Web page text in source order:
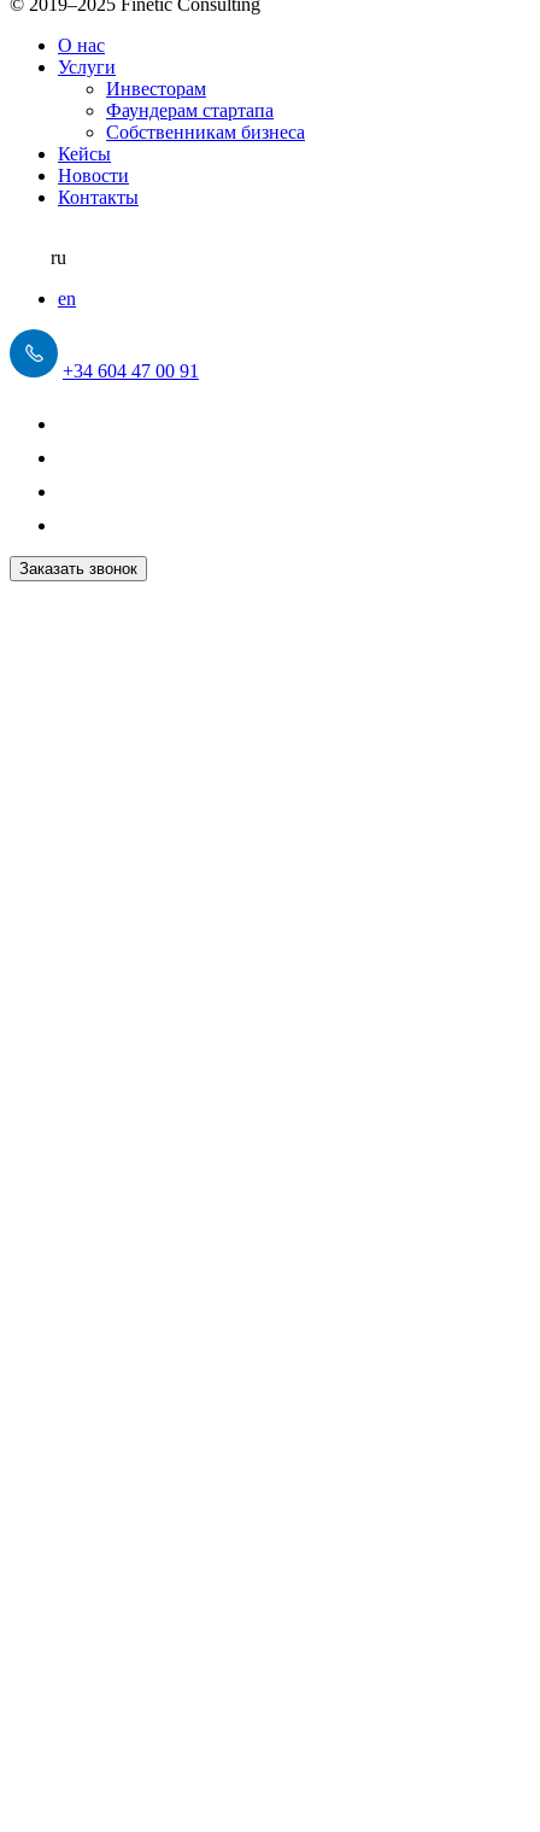
© 2019–2025 Finetic Consulting
О нас
Услуги
Инвесторам
Фаундерам стартапа
Собственникам бизнеса
Кейсы
Новости
Контакты
ru
en
+34 604 47 00 91
Заказать звонок